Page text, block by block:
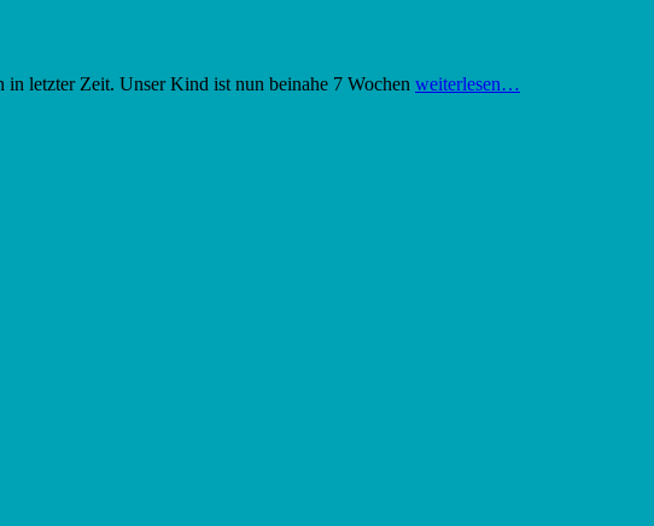
letzter Zeit. Unser Kind ist nun beinahe 7 Wochen weiterlesen…